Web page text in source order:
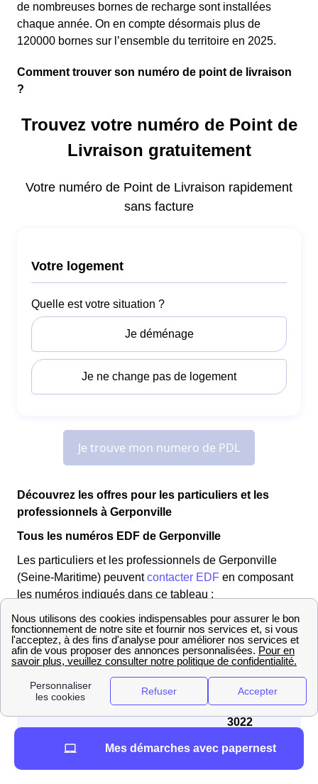
de nombreuses bornes de recharge sont installées
chaque année. On en compte désormais plus de
120000 bornes sur l’ensemble du territoire en 2025.
Comment trouver son numéro de point de livraison
?
Découvrez les offres pour les particuliers et les
professionnels à Gerponville
Tous les numéros EDF de Gerponville
Les particuliers et les professionnels de Gerponville
(Seine-Maritime) peuventcontacter EDF en composant
les numéros indiqués dans ce tableau :
Profil client Numéro à contacter
📞 Particuliers
3404
du lundi au samedi de 8h00 à
20h00
3022
17h30
Mes démarches avec papernest